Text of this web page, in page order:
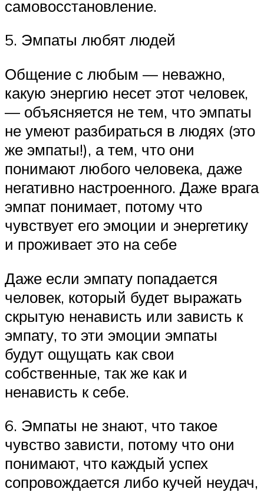
самовосстановление.
5. Эмпаты любят людей
Общение с любым — неважно,
какую энергию несет этот человек,
— объясняется не тем, что эмпаты
не умеют разбираться в людях (это
же эмпаты!), а тем, что они
понимают любого человека, даже
негативно настроенного. Даже врага
эмпат понимает, потому что
чувствует его эмоции и энергетику
и проживает это на себе
Даже если эмпату попадается
человек, который будет выражать
скрытую ненависть или зависть к
эмпату, то эти эмоции эмпаты
будут ощущать как свои
собственные, так же как и
ненависть к себе.
6. Эмпаты не знают, что такое
чувство зависти, потому что они
понимают, что каждый успех
сопровождается либо кучей неудач,